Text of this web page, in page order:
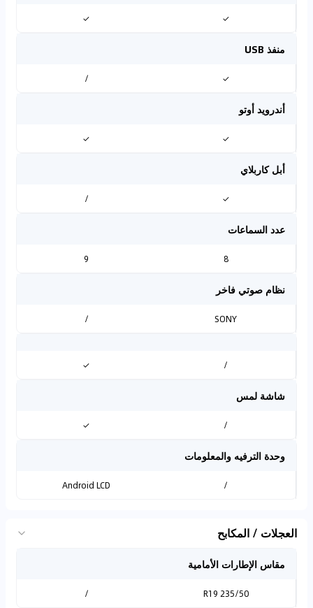
✓
✓
منفذ USB
✓
/
أندرويد أوتو
✓
✓
أبل كاربلاي
✓
/
عدد السماعات
8
9
نظام صوتي فاخر
SONY
/
/
✓
شاشة لمس
/
✓
وحدة الترفيه والمعلومات
/
Android LCD
العجلات / المكابح
مقاس الإطارات الأمامية
235/50 R19
/